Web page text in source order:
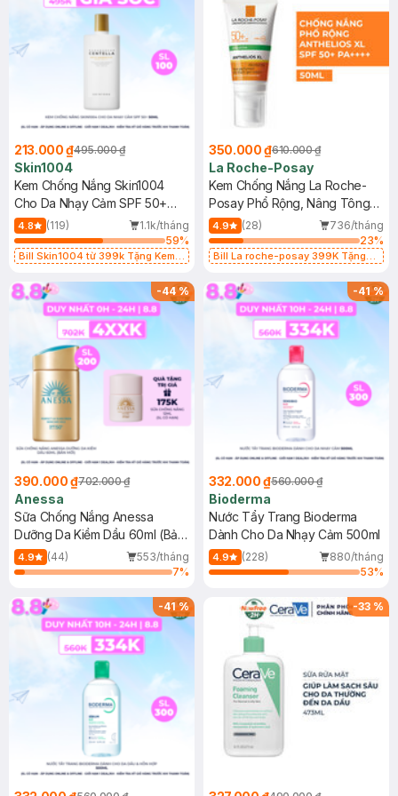
213.000 ₫495.000 ₫
Skin1004
Kem Chống Nắng Skin1004
Cho Da Nhạy Cảm SPF 50+
50ml
4.8 (119)
1.1k/tháng
59%
Bill Skin1004 từ 399k Tặng Kem
SPF 50+ 20ml (SL Có Hạn)
350.000 ₫610.000 ₫
La Roche-Posay
Kem Chống Nắng La Roche-
Posay Phổ Rộng, Nâng Tông
Kiềm Dầu 50ml
4.9 (28)
736/tháng
23%
Bill La roche-posay 399K Tặng
(SL có hạn)
-44%
390.000 ₫702.000 ₫
Anessa
Sữa Chống Nắng Anessa
Dưỡng Da Kiềm Dầu 60ml (Bản
Mới)
4.9 (44)
553/tháng
7%
-41%
332.000 ₫560.000 ₫
Bioderma
Nước Tẩy Trang Bioderma
Dành Cho Da Nhạy Cảm 500ml
4.9 (228)
880/tháng
53%
-41% -33 %